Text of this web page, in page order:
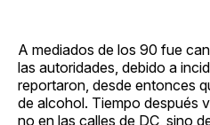
A mediados de los 90 fue
las autoridades, debido a
reportaron, desde entonces
de alcohol. Tiempo después
no en las calles de DC, sino